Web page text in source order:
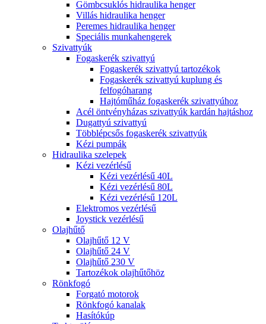
Gömbcsuklós hidraulika henger
Villás hidraulika henger
Peremes hidraulika henger
Speciális munkahengerek
Szivattyúk
Fogaskerék szivattyú
Fogaskerék szivattyú tartozékok
Fogaskerék szivattyú kuplung és
felfogóharang
Hajtóműház fogaskerék szivattyúhoz
Acél öntvényházas szivattyúk kardán hajtáshoz
Dugattyú szivattyú
Többlépcsős fogaskerék szivattyúk
Kézi pumpák
Hidraulika szelepek
Kézi vezérlésű
Kézi vezérlésű 40L
Kézi vezérlésű 80L
Kézi vezérlésű 120L
Elektromos vezérlésű
Joystick vezérlésű
Olajhűtő
Olajhűtő 12 V
Olajhűtő 24 V
Olajhűtő 230 V
Tartozékok olajhűtőhöz
Rönkfogó
Forgató motorok
Rönkfogó kanalak
Hasítókúp